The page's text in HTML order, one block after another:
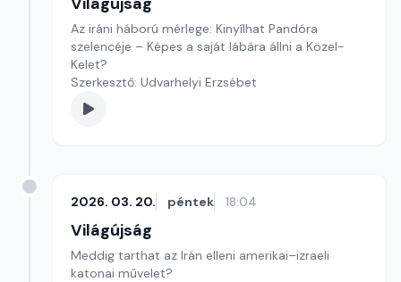
Az iráni háború mérlege: Kinyílhat Pandóra
szelencéje – Képes a saját lábára állni a Közel-
Kelet?
Szerkesztő: Udvarhelyi Erzsébet
2026. 03. 20. péntek 18:04
Világújság
Meddig tarthat az Irán elleni amerikai–izraeli
katonai művelet?